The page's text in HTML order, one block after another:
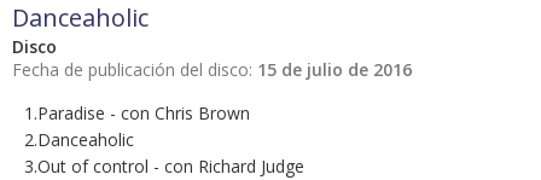
Danceaholic
Disco
Fecha de publicación del disco: 15 de julio de 2016
1.Paradise - con Chris Brown
2.Danceaholic
3.Out of control - con Richard Judge